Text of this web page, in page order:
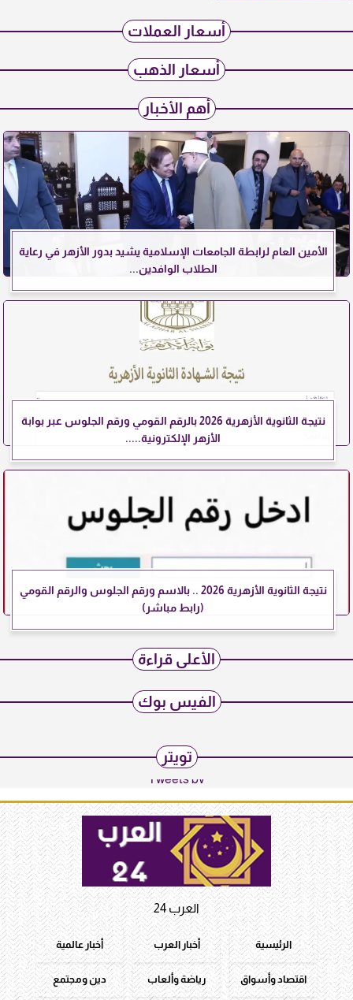
أسعار العملات
أسعار الذهب
أهم الأخبار
الأمين العام لرابطة الجامعات الإسلامية يشيد بدور الأزهر في رعاية
الطلاب الوافدين...
نتيجة الثانوية الأزهرية 2026 بالرقم القومي ورقم الجلوس عبر بوابة
الأزهر الإلكترونية.....
نتيجة الثانوية الأزهرية 2026 .. بالاسم ورقم الجلوس والرقم القومي
(رابط مباشر)
الأعلى قراءة
الفيس بوك
تويتر
Tweets by
العرب 24
الرئيسية أخبار العرب أخبار عالمية
اقتصاد وأسواق رياضة وألعاب دين ومجتمع